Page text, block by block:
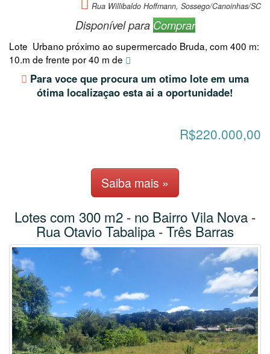
Rua Willibaldo Hoffmann, Sossego/Canoinhas/SC
Disponível para Comprar
Lote Urbano próximo ao supermercado Bruda, com 400 m:
10.m de frente por 40 m de
Para voce que procura um otimo lote em uma
ótima localizaçao esta ai a oportunidade!
R$220.000,00
Saiba mais »
Lotes com 300 m2 - no Bairro Vila Nova -
Rua Otavio Tabalipa - Três Barras